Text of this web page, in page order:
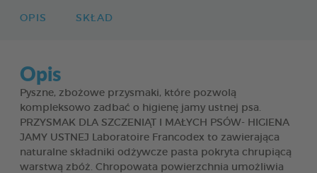
OPIS SKŁAD
Opis
Pyszne, zbożowe przysmaki, które pozwolą
kompleksowo zadbać o higienę jamy ustnej psa.
PRZYSMAK DLA SZCZENIĄT I MAŁYCH PSÓW- HIGIENA
JAMY USTNEJ Laboratoire Francodex to zawierająca
naturalne składniki odżywcze pasta pokryta chrupiącą
warstwą zbóż. Chropowata powierzchnia umożliwia